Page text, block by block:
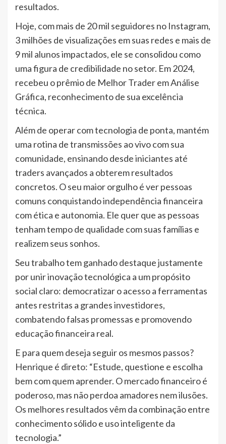
resultados.
Hoje, com mais de 20 mil seguidores no Instagram,
3 milhões de visualizações em suas redes e mais de
9 mil alunos impactados, ele se consolidou como
uma figura de credibilidade no setor. Em 2024,
recebeu o prêmio de Melhor Trader em Análise
Gráfica, reconhecimento de sua excelência
técnica.
Além de operar com tecnologia de ponta, mantém
uma rotina de transmissões ao vivo com sua
comunidade, ensinando desde iniciantes até
traders avançados a obterem resultados
concretos. O seu maior orgulho é ver pessoas
comuns conquistando independência financeira
com ética e autonomia. Ele quer que as pessoas
tenham tempo de qualidade com suas famílias e
realizem seus sonhos.
Seu trabalho tem ganhado destaque justamente
por unir inovação tecnológica a um propósito
social claro: democratizar o acesso a ferramentas
antes restritas a grandes investidores,
combatendo falsas promessas e promovendo
educação financeira real.
E para quem deseja seguir os mesmos passos?
Henrique é direto: “Estude, questione e escolha
bem com quem aprender. O mercado financeiro é
poderoso, mas não perdoa amadores nem ilusões.
Os melhores resultados vêm da combinação entre
conhecimento sólido e uso inteligente da
tecnologia.”